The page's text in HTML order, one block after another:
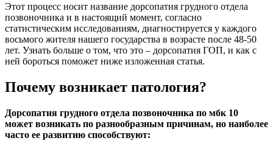
Этот процесс носит название дорсопатия грудного отдела
позвоночника и в настоящий момент, согласно
статистическим исследованиям, диагностируется у каждого
восьмого жителя нашего государства в возрасте после 48-50
лет. Узнать больше о том, что это – дорсопатия ГОП, и как с
ней бороться поможет ниже изложенная статья.
Почему возникает патология?
Дорсопатия грудного отдела позвоночника по мбк 10
может возникать по разнообразным причинам, но наиболее
часто ее развитию способствуют: